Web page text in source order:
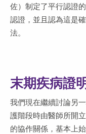
佐）制定了平行認證
認證，並且認為這是
法。
末期疾病證
我們現在繼續討論另
護階段時由醫師所開
的協作關係，基本上